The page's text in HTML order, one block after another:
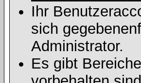
Ihr
sich
Administrator.
Es gibt